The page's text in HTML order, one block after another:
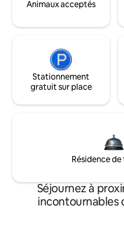
Animaux acceptés
Stationnement
gratuit sur place
Résidence
Séjournez à
incontournables